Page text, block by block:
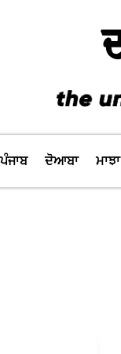
ਪੰਜਾਬ ਦੋਆਬਾ ਮਾਝਾ